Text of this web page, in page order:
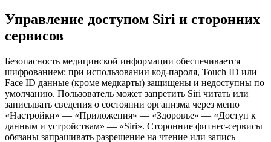
Управление доступом Siri и сторонних
сервисов
Безопасность медицинской информации обеспечивается
шифрованием: при использовании код-пароля, Touch ID или
Face ID данные (кроме медкарты) защищены и недоступны по
умолчанию. Пользователь может запретить Siri читать или
записывать сведения о состоянии организма через меню
«Настройки» — «Приложения» — «Здоровье» — «Доступ к
данным и устройствам» — «Siri». Сторонние фитнес-сервисы
обязаны запрашивать разрешение на чтение или запись